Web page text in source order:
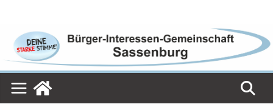
content